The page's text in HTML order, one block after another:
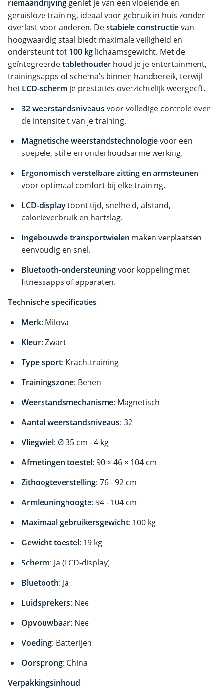
riemaandrijving geniet je van een vloeiende en
geruisloze training, ideaal voor gebruik in huis zonder
overlast voor anderen. Destabiele constructievan
hoogwaardig staal biedt maximale veiligheid en
ondersteunt tot 100 kg lichaamsgewicht. Met de
geïntegreerdetablethouder houd je je entertainment,
trainingsapps of schema’s binnen handbereik, terwijl
het LCD-scherm je prestaties overzichtelijk weergeeft.
32 weerstandsniveaus voor volledige controle over
de intensiteit van je training.
Magnetische weerstandstechnologievoor een
soepele, stille en onderhoudsarme werking.
Ergonomisch verstelbare zitting en armsteunen
voor optimaal comfort bij elke training.
LCD-displaytoont tijd, snelheid, afstand,
calorieverbruik en hartslag.
Ingebouwde transportwielen maken verplaatsen
eenvoudig en snel.
Bluetooth-ondersteuningvoor koppeling met
fitnessapps of apparaten.
Technische specificaties
Merk: Milova
Kleur: Zwart
Type sport: Krachttraining
Trainingszone: Benen
Weerstandsmechanisme: Magnetisch
Aantal weerstandsniveaus: 32
Vliegwiel: Ø 35 cm - 4 kg
Afmetingen toestel: 90 × 46 × 104 cm
Zithoogteverstelling: 76 - 92 cm
Armleuninghoogte: 94 - 104 cm
Maximaal gebruikersgewicht: 100 kg
Gewicht toestel: 19 kg
Scherm: Ja (LCD-display)
Bluetooth: Ja
Luidsprekers: Nee
Opvouwbaar: Nee
Voeding: Batterijen
Oorsprong: China
Verpakkingsinhoud